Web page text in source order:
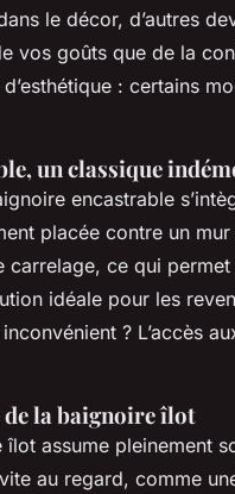
le décor, d’autres
vos goûts que de la
d’esthétique : certains
un classique
encastrable
placée contre un
carrelage, ce qui
idéale pour les
? L’accès
de la baignoire îlot
assume pleinement
au regard, comme